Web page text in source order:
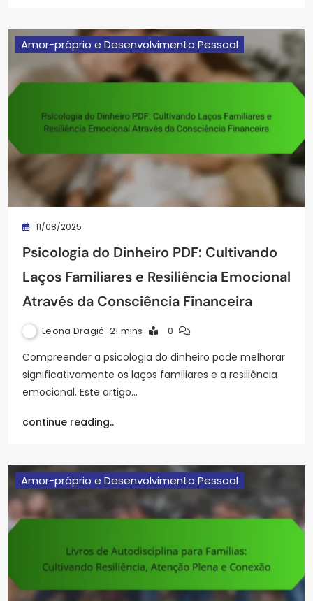
Amor-próprio e Desenvolvimento Pessoal
11/08/2025
Psicologia do Dinheiro PDF: Cultivando
Laços Familiares e Resiliência Emocional
Através da Consciência Financeira
Leona Dragić 21 mins 0
Compreender a psicologia do dinheiro pode melhorar
significativamente os laços familiares e a resiliência
emocional. Este artigo…
continue reading..
Amor-próprio e Desenvolvimento Pessoal